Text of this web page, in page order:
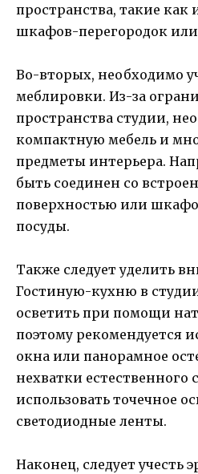
пространства, такие как
шкафов-перегородок
Во-вторых, необходимо
меблировки. Из-за
пространства студии,
компактную мебель и
предметы интерьера.
быть соединен со
поверхностью или
посуды.
Также следует уделить
Гостиную-кухню в
осветить при помощи
поэтому рекомендуется
окна или панорамное
нехватки естественного
использовать точечное
светодиодные ленты.
Наконец, следует учесть